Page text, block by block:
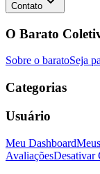
Contato
O Barato
Sobre o baratoSeja
Categorias
Usuário
Meu Dashboard
AvaliaçõesDesativar